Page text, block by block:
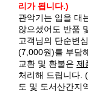
리가 됩니다.)
관악기는 입을 대
않으셨어도 반품
고객님의 단순변
(7,000원)를 부담
교환 및 환불은 제
처리해 드립니다.
도 및 도서산간지